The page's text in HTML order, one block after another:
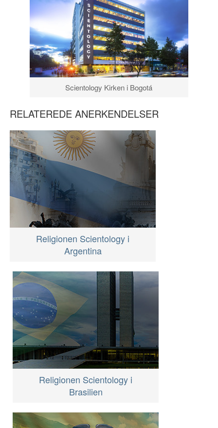
Scientology Kirken i Bogotá
RELATEREDE ANERKENDELSER
Religionen Scientology i
Argentina
Religionen Scientology i
Brasilien